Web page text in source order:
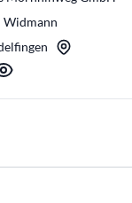
Widmann